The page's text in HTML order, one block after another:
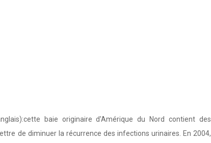
baie originaire d'Amérique du Nord contient des
de diminuer la récurrence des infections urinaires. En 2004,